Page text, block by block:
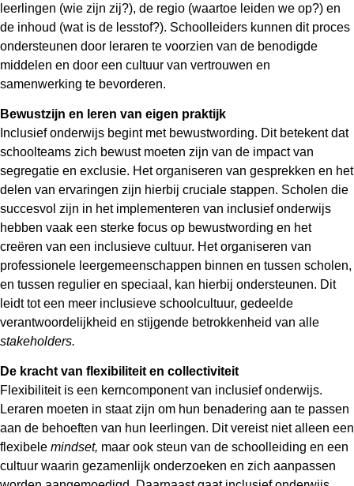
leerlingen (wie zijn zij?), de regio (waartoe leiden we op?) en
de inhoud (wat is de lesstof?). Schoolleiders kunnen dit proces
ondersteunen door leraren te voorzien van de benodigde
middelen en door een cultuur van vertrouwen en
samenwerking te bevorderen.
Bewustzijn en leren van eigen praktijk
Inclusief onderwijs begint met bewustwording. Dit betekent dat
schoolteams zich bewust moeten zijn van de impact van
segregatie en exclusie. Het organiseren van gesprekken en het
delen van ervaringen zijn hierbij cruciale stappen. Scholen die
succesvol zijn in het implementeren van inclusief onderwijs
hebben vaak een sterke focus op bewustwording en het
creëren van een inclusieve cultuur. Het organiseren van
professionele leergemeenschappen binnen en tussen scholen,
en tussen regulier en speciaal, kan hierbij ondersteunen. Dit
leidt tot een meer inclusieve schoolcultuur, gedeelde
verantwoordelijkheid en stijgende betrokkenheid van alle
stakeholders.
De kracht van flexibiliteit en collectiviteit
Flexibiliteit is een kerncomponent van inclusief onderwijs.
Leraren moeten in staat zijn om hun benadering aan te passen
aan de behoeften van hun leerlingen. Dit vereist niet alleen een
flexibele mindset, maar ook steun van de schoolleiding en een
cultuur waarin gezamenlijk onderzoeken en zich aanpassen